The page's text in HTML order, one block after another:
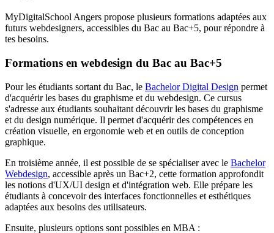
MyDigitalSchool Angers propose plusieurs formations adaptées aux
futurs webdesigners, accessibles du Bac au Bac+5, pour répondre à
tes besoins.
Formations en webdesign du Bac au Bac+5
Pour les étudiants sortant du Bac, le Bachelor Digital Design permet
d'acquérir les bases du graphisme et du webdesign. Ce cursus
s'adresse aux étudiants souhaitant découvrir les bases du graphisme
et du design numérique. Il permet d'acquérir des compétences en
création visuelle, en ergonomie web et en outils de conception
graphique.
En troisième année, il est possible de se spécialiser avec le Bachelor
Webdesign, accessible après un Bac+2, cette formation approfondit
les notions d'UX/UI design et d'intégration web. Elle prépare les
étudiants à concevoir des interfaces fonctionnelles et esthétiques
adaptées aux besoins des utilisateurs.
Ensuite, plusieurs options sont possibles en MBA :